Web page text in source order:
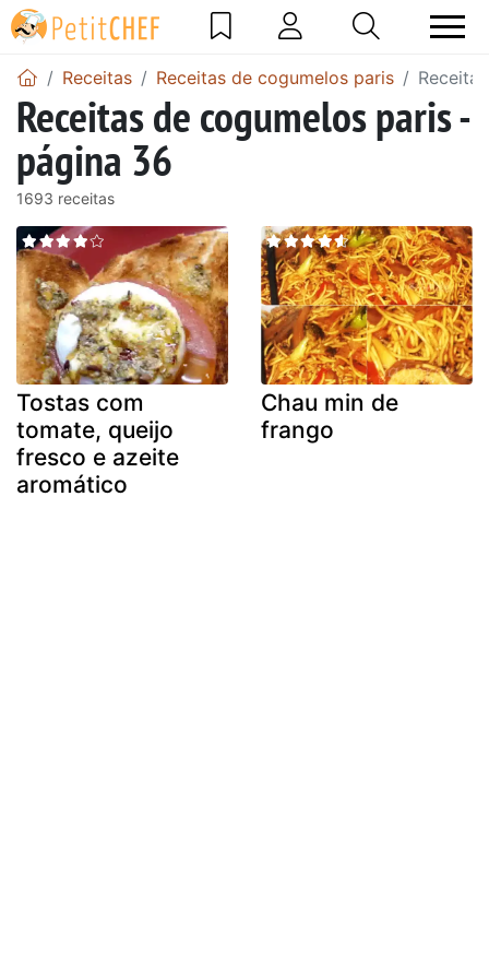
Receitas Receitas de cogumelos paris
Receitas de cogumelos paris -
página 36
1693 receitas
Tostas com
tomate, queijo
fresco e azeite
aromático
Chau min de
frango